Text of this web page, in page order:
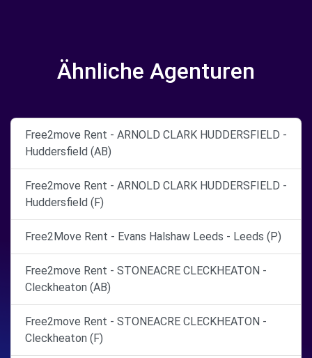
Ähnliche Agenturen
Free2move Rent - ARNOLD CLARK HUDDERSFIELD -
Huddersfield (AB)
Free2move Rent - ARNOLD CLARK HUDDERSFIELD -
Huddersfield (F)
Free2Move Rent - Evans Halshaw Leeds - Leeds (P)
Free2move Rent - STONEACRE CLECKHEATON -
Cleckheaton (AB)
Free2move Rent - STONEACRE CLECKHEATON -
Cleckheaton (F)